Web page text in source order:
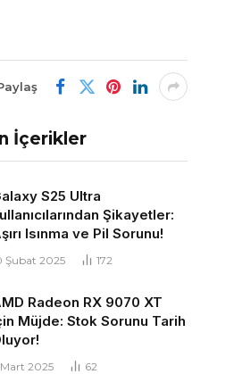
İçerikler
S25 Ultra
Şikayetler:
Isınma ve Pil Sorunu!
Şubat 2025 172
Radeon RX 9070 XT
Müjde: Stok Sorunu Tarih
2025 62